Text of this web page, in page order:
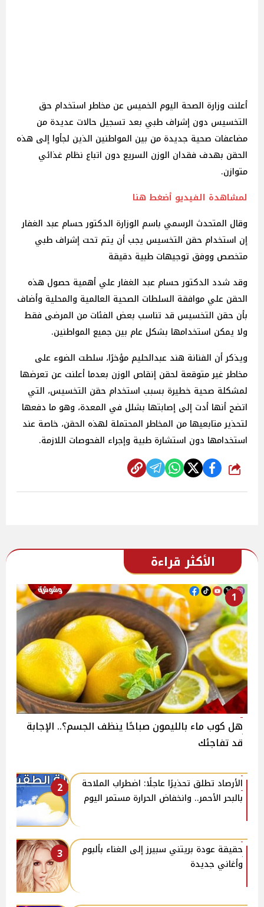
أعلنت وزارة الصحة اليوم الخميس عن مخاطر استخدام حق
التخسيس دون إشراف طبي بعد تسجيل حالات عديدة من
مضاعفات صحية جديدة من بين المواطنين الذين لجأوا إلى هذه
الحقن بهدف فقدان الوزن السريع دون اتباع نظام غذائي
متوازن.
لمشاهدة الفيديو أضغط هنا
وقال المتحدث الرسمي باسم الوزارة الدكتور حسام عبد الغفار
إن استخدام حقن التخسيس يجب أن يتم تحت إشراف طبي
متخصص ووفق توجيهات طبية دقيقة
وقد شدد الدكتور حسام عبد الغفار علي أهمية حصول هذه
الحقن علي موافقة السلطات الصحية العالمية والمحلية وأضاف
بأن حقن التخسيس قد تناسب بعض الفئات من المرضى فقط
ولا يمكن استخدامها بشكل عام بين جميع المواطنين.
ويذكر أن الفنانة هند عبدالحليم مؤخرًا، سلطت الضوء على
مخاطر غير متوقعة لحقن إنقاص الوزن بعدما أعلنت عن تعرضها
لمشكلة صحية خطيرة بسبب استخدام حقن التخسيس، التي
اتضح أنها أدت إلى إصابتها بشلل في المعدة، وهو ما دفعها
لتحذير متابعيها من المخاطر المحتملة لهذه الحقن، خاصة عند
استخدامها دون استشارة طبية وإجراء الفحوصات اللازمة.
شارك
الأكثر قراءة
1
هل كوب ماء بالليمون صباحًا ينظف الجسم؟.. الإجابة
قد تفاجئك
2
الأرصاد تطلق تحذيرًا عاجلًا: اضطراب الملاحة
بالبحر الأحمر.. وانخفاض الحرارة مستمر اليوم
3
حقيقة عودة بريتني سبيرز إلى الغناء بألبوم
وأغاني جديدة